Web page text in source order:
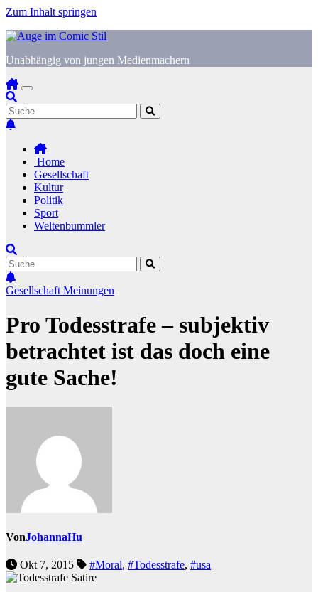
Zum Inhalt springen
Unabhängig von jungen Medienmachern
Home
Gesellschaft
Kultur
Politik
Sport
Weltenbummler
Gesellschaft Meinungen
Pro Todesstrafe – subjektiv
betrachtet ist das doch eine
gute Sache!
VonJohannaHu
Okt 7, 2015 #Moral, #Todesstrafe, #usa